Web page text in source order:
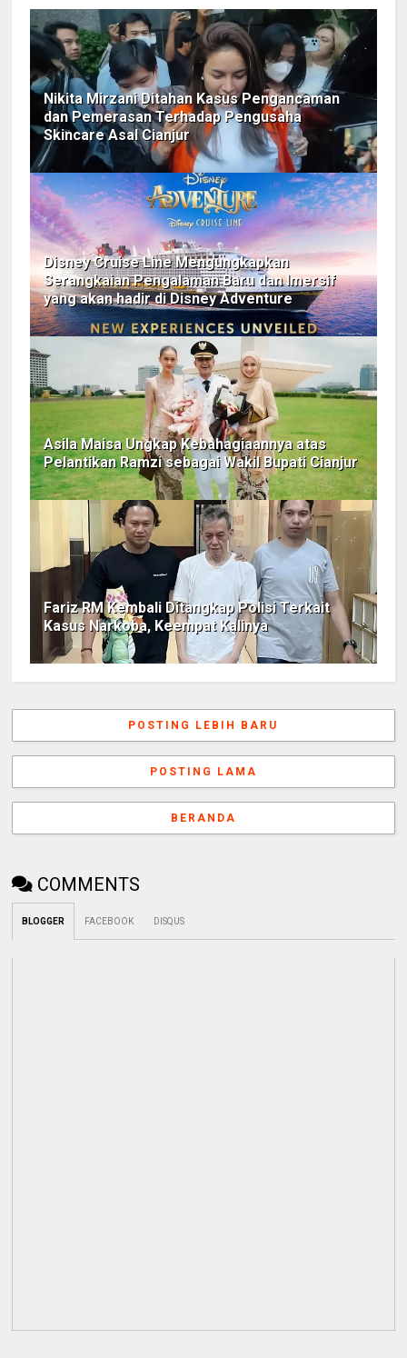
Nikita Mirzani Ditahan Kasus Pengancaman
dan Pemerasan Terhadap Pengusaha
Skincare Asal Cianjur
Disney Cruise Line Mengungkapkan
Serangkaian Pengalaman Baru dan Imersif
yang akan hadir di Disney Adventure
Asila Maisa Ungkap Kebahagiaannya atas
Pelantikan Ramzi sebagai Wakil Bupati Cianjur
Fariz RM Kembali Ditangkap Polisi Terkait
Kasus Narkoba, Keempat Kalinya
POSTING LEBIH BARU
POSTING LAMA
BERANDA
COMMENTS
BLOGGER FACEBOOK DISQUS